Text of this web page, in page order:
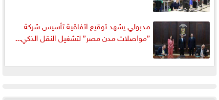
مدبولي يشهد توقيع اتفاقية تأسيس شركة
”مواصلات مدن مصر” لتشغيل النقل الذكي...